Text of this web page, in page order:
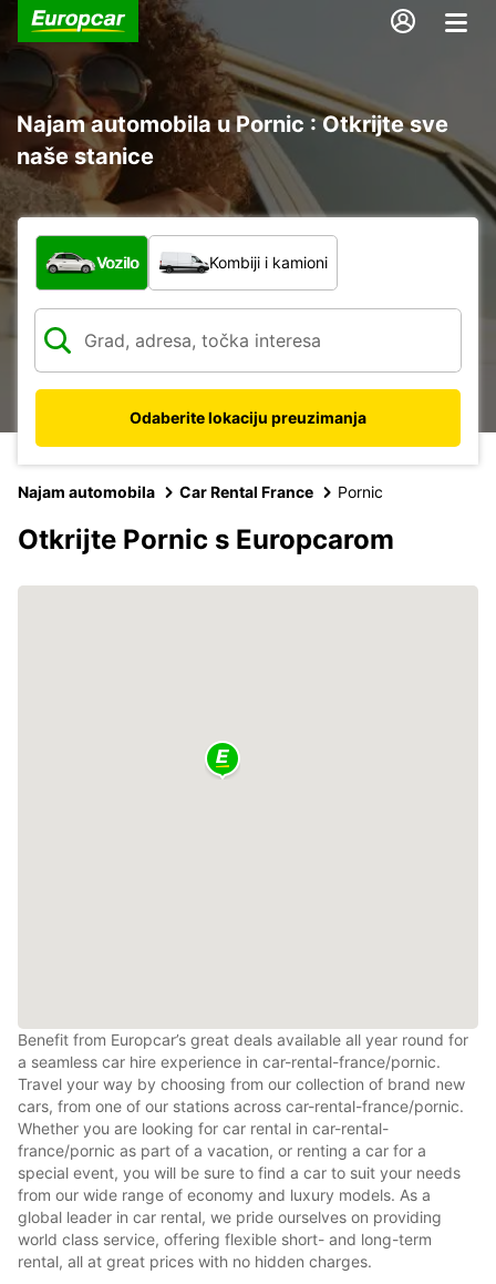
Najam automobila u Pornic : Otkrijte sve
naše stanice
Koja vrsta vozila?
Vozilo Kombiji i kamioni
Odaberite lokaciju preuzimanja
Najam automobila Car Rental France Pornic
Otkrijte Pornic s Europcarom
Benefit from Europcar’s great deals available all year round for
a seamless car hire experience in car-rental-france/pornic.
Travel your way by choosing from our collection of brand new
cars, from one of our stations across car-rental-france/pornic.
Whether you are looking for car rental in car-rental-
france/pornic as part of a vacation, or renting a car for a
special event, you will be sure to find a car to suit your needs
from our wide range of economy and luxury models. As a
global leader in car rental, we pride ourselves on providing
world class service, offering flexible short- and long-term
rental, all at great prices with no hidden charges.